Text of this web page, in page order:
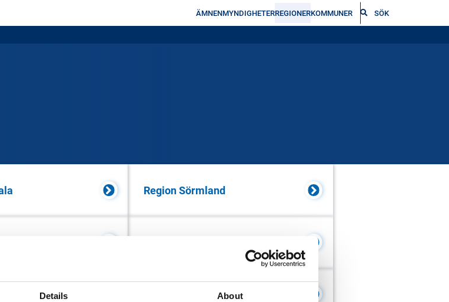
Details About
ÄMNENMYNDIGHETERREGIONERKOMMUNER SÖK
Region Sörmland
Region Blekinge